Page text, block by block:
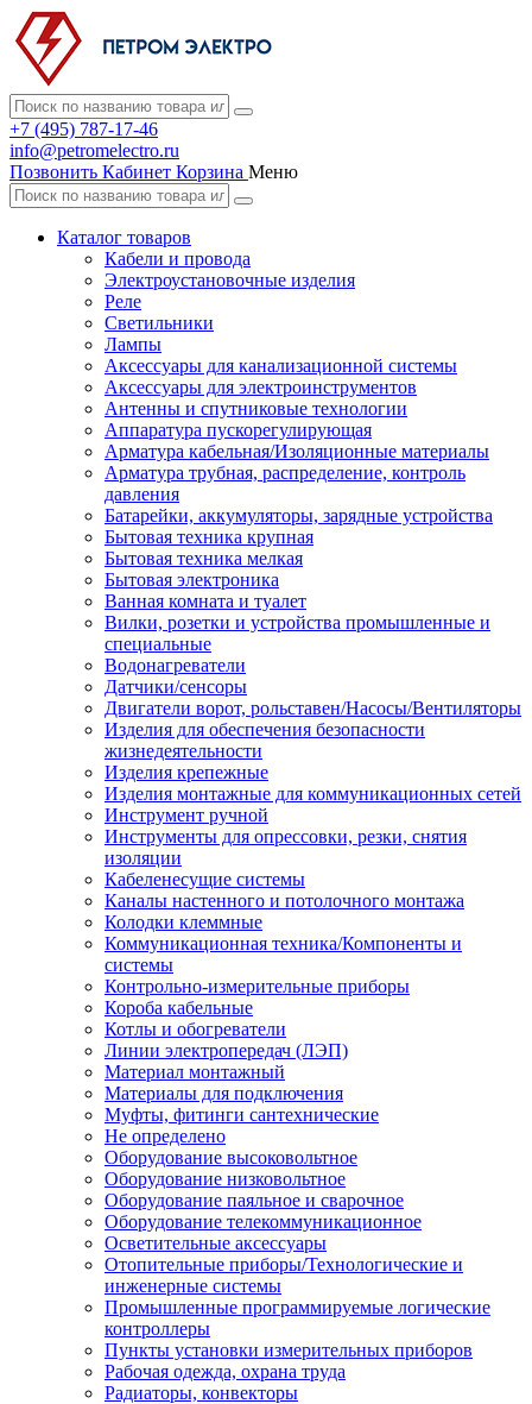
+7 (495) 787-17-46
info@petromelectro.ru
Позвонить Кабинет Корзина Меню
Каталог товаров
Кабели и провода
Электроустановочные изделия
Реле
Светильники
Лампы
Аксессуары для канализационной системы
Аксессуары для электроинструментов
Антенны и спутниковые технологии
Аппаратура пускорегулирующая
Арматура кабельная/Изоляционные материалы
Арматура трубная, распределение, контроль
давления
Батарейки, аккумуляторы, зарядные устройства
Бытовая техника крупная
Бытовая техника мелкая
Бытовая электроника
Ванная комната и туалет
Вилки, розетки и устройства промышленные и
специальные
Водонагреватели
Датчики/сенсоры
Двигатели ворот, рольставен/Насосы/Вентиляторы
Изделия для обеспечения безопасности
жизнедеятельности
Изделия крепежные
Изделия монтажные для коммуникационных сетей
Инструмент ручной
Инструменты для опрессовки, резки, снятия
изоляции
Кабеленесущие системы
Каналы настенного и потолочного монтажа
Колодки клеммные
Коммуникационная техника/Компоненты и
системы
Контрольно-измерительные приборы
Короба кабельные
Котлы и обогреватели
Линии электропередач (ЛЭП)
Материал монтажный
Материалы для подключения
Муфты, фитинги сантехнические
Не определено
Оборудование высоковольтное
Оборудование низковольтное
Оборудование паяльное и сварочное
Оборудование телекоммуникационное
Осветительные аксессуары
Отопительные приборы/Технологические и
инженерные системы
Промышленные программируемые логические
контроллеры
Пункты установки измерительных приборов
Рабочая одежда, охрана труда
Радиаторы, конвекторы